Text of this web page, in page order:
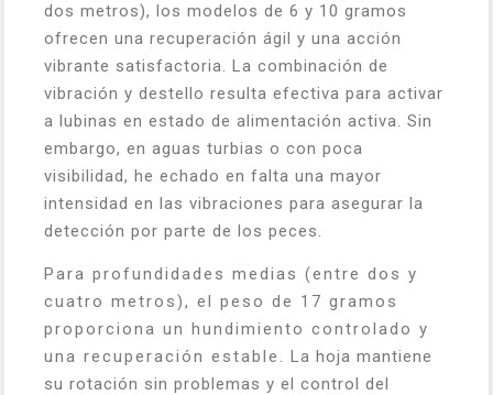
dos metros), los modelos de 6 y 10 gramos
ofrecen una recuperación ágil y una acción
vibrante satisfactoria. La combinación de
vibración y destello resulta efectiva para activar
a lubinas en estado de alimentación activa. Sin
embargo, en aguas turbias o con poca
visibilidad, he echado en falta una mayor
intensidad en las vibraciones para asegurar la
detección por parte de los peces.
Para profundidades medias (entre dos y
cuatro metros), el peso de 17 gramos
proporciona un hundimiento controlado y
una recuperación estable. La hoja mantiene
su rotación sin problemas y el control del